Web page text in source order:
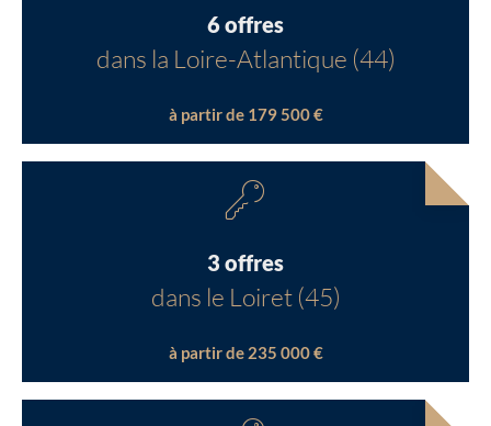
6 offres
dans la Loire-Atlantique (44)
à partir de 179 500 €
3 offres
dans le Loiret (45)
à partir de 235 000 €